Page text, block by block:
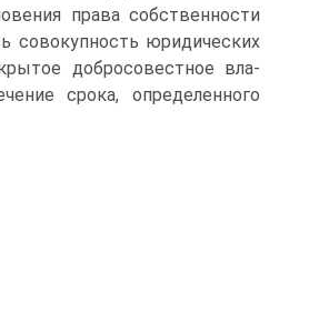
права собственности
сово­купность юридических
добросовестное вла­
срока, определенного